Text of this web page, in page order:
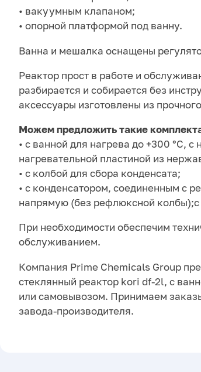
• вакуумным клапаном;
• опорной платформой под ванну.
Ванна и мешалка оснащены
Реактор прост в работе и
разбирается и собирается без
аксессуары изготовлены из
Можем предложить такие
• с ванной для нагрева до +300 °С,
нагревательной пластиной из
• с колбой для сбора конденсата;
• с конденсатором, соединенным с
напрямую (без рефлюксной
При необходимости обеспечим
обслуживанием.
Компания Prime Chemicals Group
стеклянный реактор kori df-2l, с
или самовывозом. Принимаем
завода-производителя.